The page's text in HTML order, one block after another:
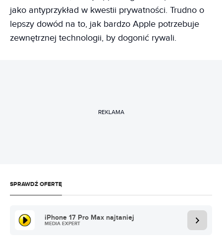
jako antyprzykład w kwestii prywatności. Trudno o
lepszy dowód na to, jak bardzo Apple potrzebuje
zewnętrznej technologii, by dogonić rywali.
REKLAMA
SPRAWDŹ OFERTĘ
iPhone 17 Pro Max najtaniej
MEDIA EXPERT